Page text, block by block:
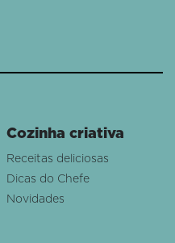
Cozinha criativa
Receitas deliciosas
Dicas do Chefe
Novidades